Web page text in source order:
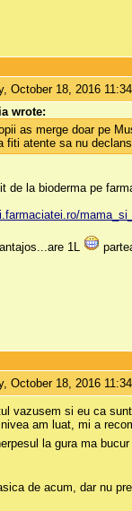
October 18, 2016
wrote:
as merge doar pe
fiti atente sa nu
de la bioderma pe
1L
October 18, 2016
vazusem si eu ca
am luat, mi a
la gura ma
de acum, dar nu